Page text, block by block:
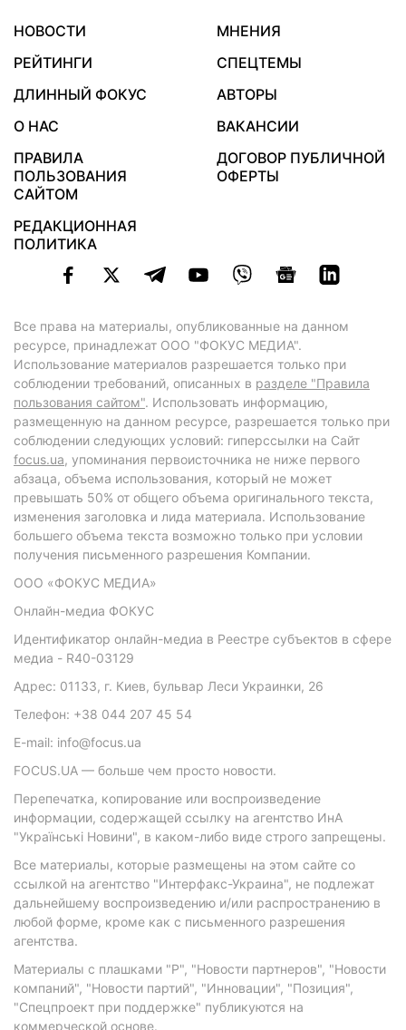
НОВОСТИ
МНЕНИЯ
РЕЙТИНГИ
СПЕЦТЕМЫ
ДЛИННЫЙ ФОКУС
АВТОРЫ
О НАС
ВАКАНСИИ
ПРАВИЛА
ПОЛЬЗОВАНИЯ
САЙТОМ
ДОГОВОР ПУБЛИЧНОЙ
ОФЕРТЫ
РЕДАКЦИОННАЯ
ПОЛИТИКА
Все права на материалы, опубликованные на данном
ресурсе, принадлежат ООО "ФОКУС МЕДИА".
Использование материалов разрешается только при
соблюдении требований, описанных в разделе "Правила
пользования сайтом". Использовать информацию,
размещенную на данном ресурсе, разрешается только при
соблюдении следующих условий: гиперссылки на Сайт
focus.ua, упоминания первоисточника не ниже первого
абзаца, объема использования, который не может
превышать 50% от общего объема оригинального текста,
изменения заголовка и лида материала. Использование
большего объема текста возможно только при условии
получения письменного разрешения Компании.
ООО «ФОКУС МЕДИА»
Онлайн-медиа ФОКУС
Идентификатор онлайн-медиа в Реестре субъектов в сфере
медиа - R40-03129
Адрес: 01133, г. Киев, бульвар Леси Украинки, 26
Телефон: +38 044 207 45 54
E-mail: info@focus.ua
FOCUS.UA — больше чем просто новости.
Перепечатка, копирование или воспроизведение
информации, содержащей ссылку на агентство ИнА
"Українські Новини", в каком-либо виде строго запрещены.
Все материалы, которые размещены на этом сайте со
ссылкой на агентство "Интерфакс-Украина", не подлежат
дальнейшему воспроизведению и/или распространению в
любой форме, кроме как с письменного разрешения
агентства.
Материалы с плашками "Р", "Новости партнеров", "Новости
компаний", "Новости партий", "Инновации", "Позиция",
"Спецпроект при поддержке" публикуются на
коммерческой основе.